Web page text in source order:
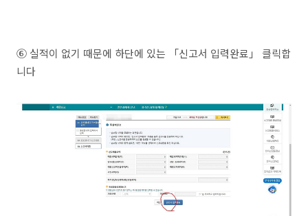
⑥ 실적이 없기 때문에 하단에 있는 「신고서 입력완료」 클릭합
니다